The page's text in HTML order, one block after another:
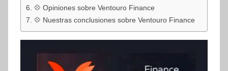
💠 Opiniones sobre Ventouro Finance
💠 Nuestras conclusiones sobre Ventouro Finance